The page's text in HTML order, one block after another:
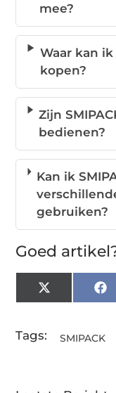
mee?
Waar kan ik
kopen?
Zijn
bedienen?
Kan ik
gebruiken?
Goed
X
(Twitter)
Tags: SMIPACK